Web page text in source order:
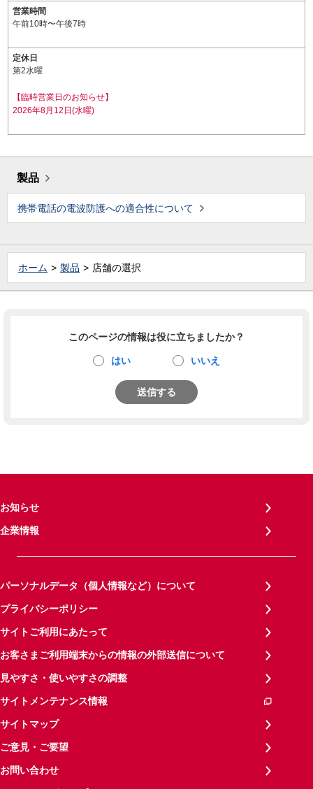
営業時間
午前10時〜午後7時
定休日
第2水曜
【臨時営業日のお知らせ】
2026年8月12日(水曜)
製品
携帯電話の電波防護への適合性について
ホーム 製品 店舗の選択
このページの情報は役に立ちましたか？
はい いいえ
送信する
お知らせ
企業情報
パーソナルデータ（個人情報など）について
プライバシーポリシー
サイトご利用にあたって
お客さまご利用端末からの情報の外部送信について
見やすさ・使いやすさの調整
サイトメンテナンス情報
サイトマップ
ご意見・ご要望
お問い合わせ